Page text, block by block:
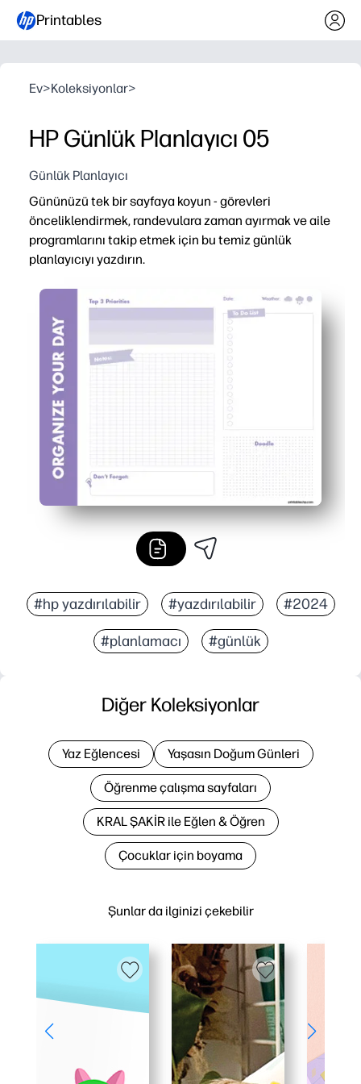
Printables
Ev>Koleksiyonlar>
HP Günlük Planlayıcı 05
Günlük Planlayıcı
Gününüzü tek bir sayfaya koyun - görevleri
önceliklendirmek, randevulara zaman ayırmak ve aile
programlarını takip etmek için bu temiz günlük
planlayıcıyı yazdırın.
Hazırlık gerektirmeyen kurulum - saniyeler içinde
Öncelikler, yapılacaklar, zaman blokları ve notlar için
Aile dostu düzen, sınıfları, uygulamaları, yemekleri ve
Esnek kullanım - ciltler, panolar veya buzdolabı için
#hp yazdırılabilir #yazdırılabilir #2024
#planlamacı #günlük
Şunlar da ilginizi çekebilir
Diğer Koleksiyonlar
Yaz Eğlencesi Yaşasın Doğum Günleri
Öğrenme çalışma sayfaları
KRAL ŞAKİR ile Eğlen & Öğren
Çocuklar için boyama